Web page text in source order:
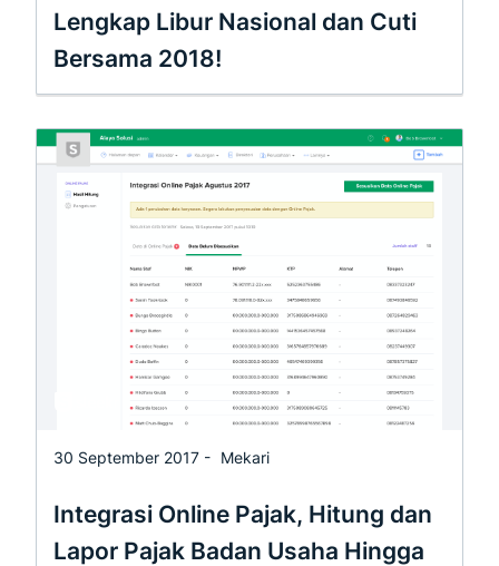
Lengkap Libur Nasional dan Cuti
Bersama 2018!
30 September 2017 - Mekari
Integrasi Online Pajak, Hitung dan
Lapor Pajak Badan Usaha Hingga